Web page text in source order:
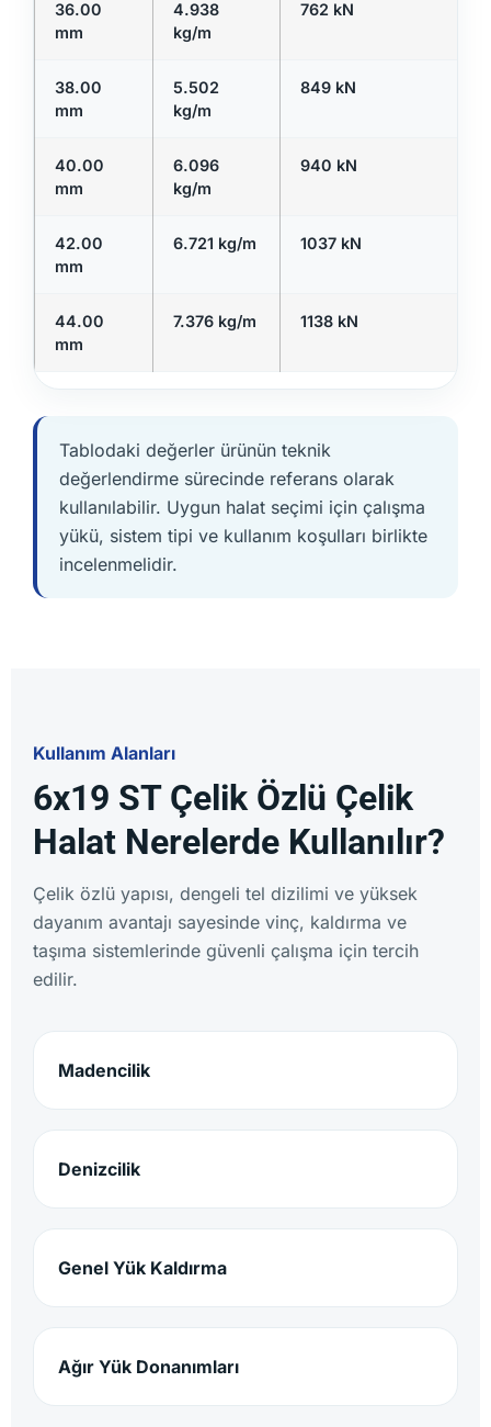
36.00
mm
4.938
kg/m
762 kN
38.00
mm
5.502
kg/m
849 kN
40.00
mm
6.096
kg/m
940 kN
42.00
mm
6.721 kg/m 1037 kN
44.00
mm
7.376 kg/m 1138 kN
Tablodaki değerler ürünün teknik
değerlendirme sürecinde referans olarak
kullanılabilir. Uygun halat seçimi için çalışma
yükü, sistem tipi ve kullanım koşulları birlikte
incelenmelidir.
Kullanım Alanları
6x19 ST Çelik Özlü Çelik
Halat Nerelerde Kullanılır?
Çelik özlü yapısı, dengeli tel dizilimi ve yüksek
dayanım avantajı sayesinde vinç, kaldırma ve
taşıma sistemlerinde güvenli çalışma için tercih
edilir.
Madencilik
Denizcilik
Genel Yük Kaldırma
Ağır Yük Donanımları